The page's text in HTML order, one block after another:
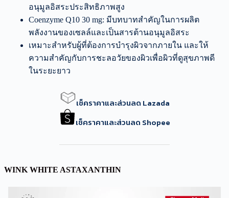
อนุมูลอิสระประสิทธิภาพสูง
Coenzyme Q10 30 mg: มีบทบาทสำคัญในการผลิต
พลังงานของเซลล์และเป็นสารต้านอนุมูลอิสระ
เหมาะสำหรับผู้ที่ต้องการบำรุงผิวจากภายใน และให้
ความสำคัญกับการชะลอวัยของผิวเพื่อผิวที่ดูสุขภาพดี
ในระยะยาว
เช็คราคาและส่วนลด Lazada
เช็คราคาและส่วนลด Shopee
WINK WHITE ASTAXANTHIN